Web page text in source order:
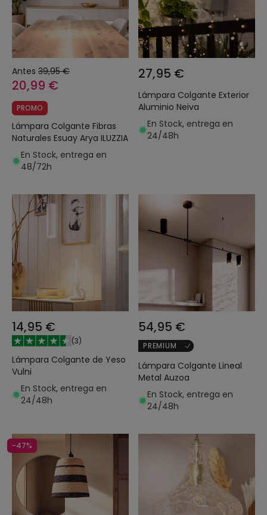
Antes 39,95 €
20,99 €
PROMO
Lámpara Colgante Fibras
Naturales Esuay Arya ILUZZIA
En Stock, entrega en
48/72h
27,95 €
Lámpara Colgante Exterior
Aluminio Neiva
En Stock, entrega en
24/48h
14,95 €
(3)
Lámpara Colgante de Yeso
Vulni
En Stock, entrega en
24/48h
54,95 €
PREMIUM
Lámpara Colgante Lineal
Metal Auzoa
En Stock, entrega en
24/48h
-47%